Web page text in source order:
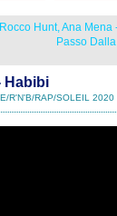
Rocco Hunt, Ana Mena
Passo
Habibi
R'N'B/RAP/SOLEIL 2020